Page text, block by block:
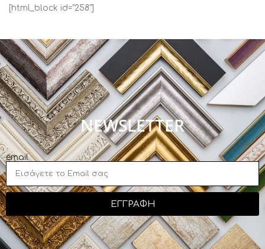
[html_block id="258"]
NEWSLETTER
email
ΕΓΓΡΑΦΗ